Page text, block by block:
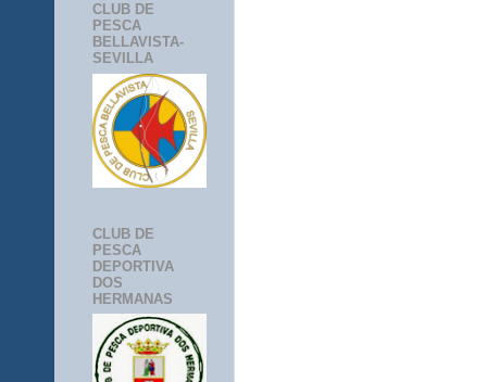
CLUB DE
PESCA
BELLAVISTA-
SEVILLA
CLUB DE
PESCA
DEPORTIVA
DOS
HERMANAS